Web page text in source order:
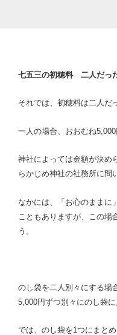
七五三の初穂料 二人だっ
それでは、初穂料は二人だ
一人の場合、おおむね
神社によっては金額が決め
らかじめ神社の社務所に問
なかには、「お心のままに
こともありますが、この場
う。
のし袋を二人別々にする場
5,000円ずつ別々にのし袋に
では、のし袋を1つにまと